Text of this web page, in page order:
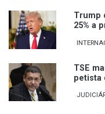
Trump
25% a
TSE
petista